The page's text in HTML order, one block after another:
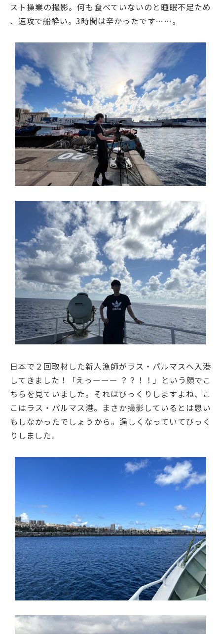
スト操業の撮影。何も食べていないのと睡眠不足ため
、速攻で船酔い。3時間は辛かったです……。
日本で２回取材した新人漁師がラス・パルマスへ入港
してきました！「えっーーー ？？！！」という顔でこ
ちらを見ていました。それはびっくりしますよね、こ
こはラス・パルマス港。まさか撮影しているとは思い
もしなかったでしょうから。逞しくなっていてびっく
りしました。